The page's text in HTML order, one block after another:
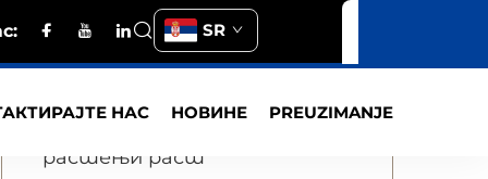
SR
НАС НОВИНЕ PREUZIMANJE
Sadržaj
Ниски почетни
растењи раст